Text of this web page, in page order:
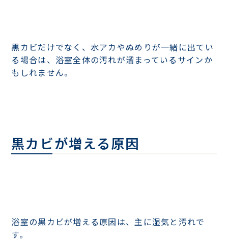
黒カビだけでなく、水アカやぬめりが一緒に出てい
る場合は、浴室全体の汚れが溜まっているサインか
もしれません。
黒カビが増える原因
浴室の黒カビが増える原因は、主に湿気と汚れで
す。